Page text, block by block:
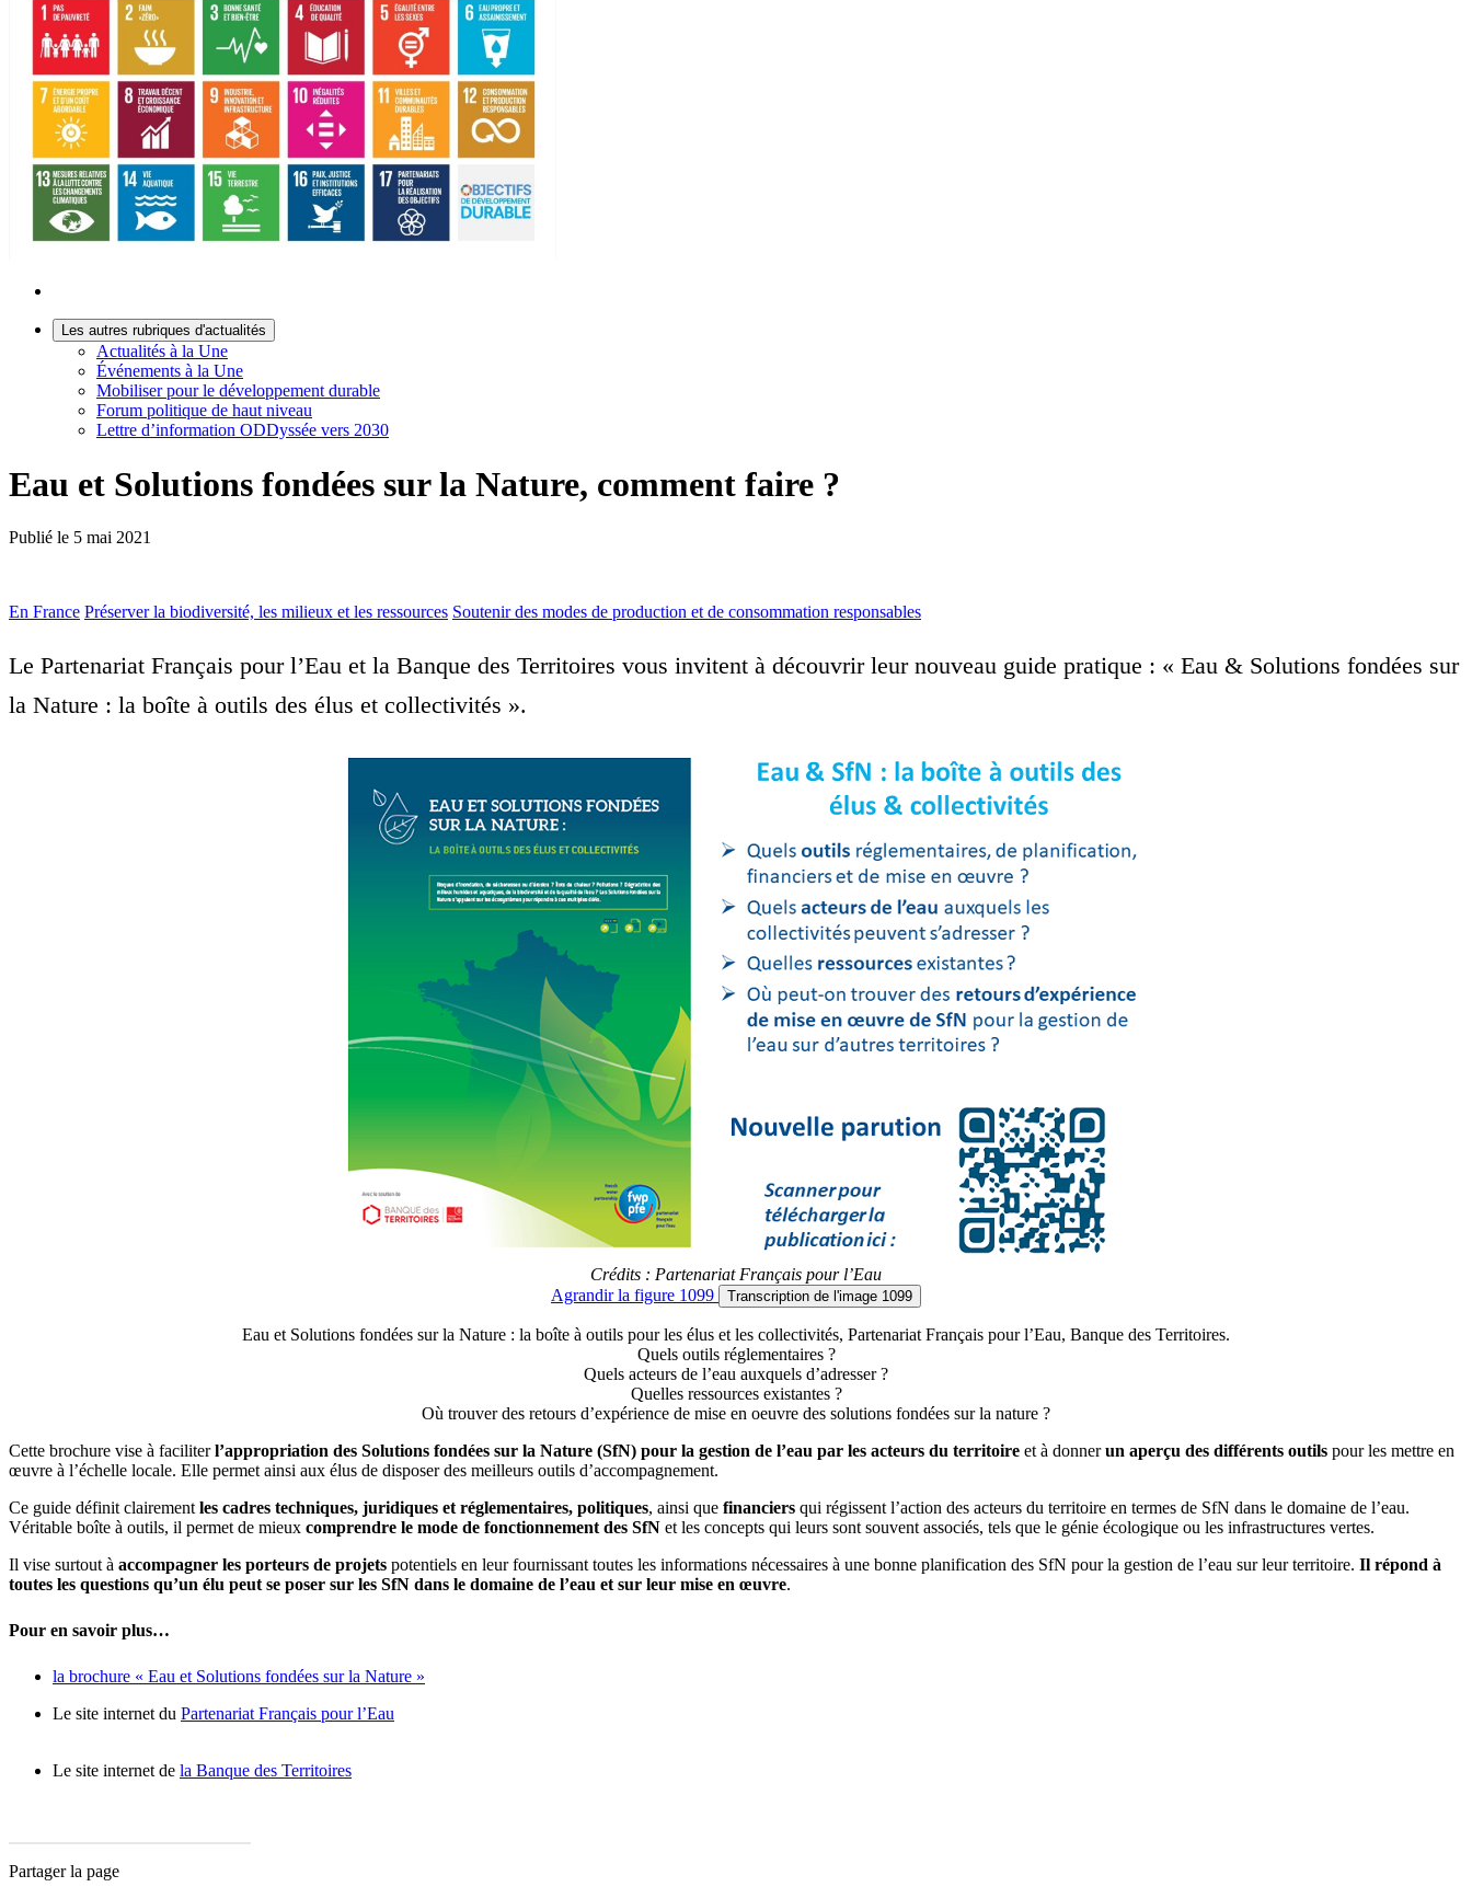
Les autres rubriques d'actualités
Actualités à la Une
Événements à la Une
Mobiliser pour le développement durable
Forum politique de haut niveau
Lettre d’information ODDyssée vers 2030
Eau et Solutions fondées sur la Nature, comment faire ?
Publié le 5 mai 2021
En France Préserver la biodiversité, les milieux et les ressources Soutenir des modes de production et de consommation responsables
Le Partenariat Français pour l’Eau et la Banque des Territoires vous invitent à découvrir leur nouveau guide pratique : « Eau & Solutions fondées sur
la Nature : la boîte à outils des élus et collectivités ».
Crédits : Partenariat Français pour l’Eau
Agrandirla figure 1099 Transcription de l'image 1099
Eau et Solutions fondées sur la Nature : la boîte à outils pour les élus et les collectivités, Partenariat Français pour l’Eau, Banque des Territoires.
Quels outils réglementaires ?
Quels acteurs de l’eau auxquels d’adresser ?
Quelles ressources existantes ?
Où trouver des retours d’expérience de mise en oeuvre des solutions fondées sur la nature ?
Cette brochure vise à faciliterl’appropriation des Solutions fondées sur la Nature (SfN) pour la gestion de l’eau par les acteurs du territoire et à donnerun aperçu des différents outils pour les mettre en
œuvre à l’échelle locale. Elle permet ainsi aux élus de disposer des meilleurs outils d’accompagnement.
Ce guide définit clairement les cadres techniques, juridiques et réglementaires, politiques, ainsi que financiers qui régissent l’action des acteurs du territoire en termes de SfN dans le domaine de l’eau.
Véritable boîte à outils, il permet de mieux comprendre le mode de fonctionnement des SfN et les concepts qui leurs sont souvent associés, tels que le génie écologique ou les infrastructures vertes.
Il vise surtout à accompagner les porteurs de projets potentiels en leur fournissant toutes les informations nécessaires à une bonne planification des SfN pour la gestion de l’eau sur leur territoire. Il répond à
toutes les questions qu’un élu peut se poser sur les SfN dans le domaine de l’eau et sur leur mise en œuvre.
Pour en savoir plus…
la brochure « Eau et Solutions fondées sur la Nature »
Le site internet du Partenariat Français pour l’Eau
Le site internet de la Banque des Territoires
Partager la page